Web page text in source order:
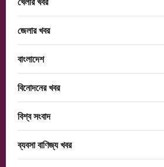
জেলার খবর
বাংলাদেশ
বিনোদনের খবর
বিশ্ব সংবাদ
ব্যবসা বাণিজ্য খবর